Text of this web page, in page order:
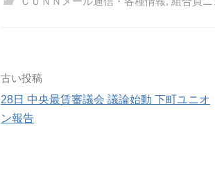
投
稿
古い投稿
28日 中央最賃審議会 議論始動 下町ユニオ
ン報告